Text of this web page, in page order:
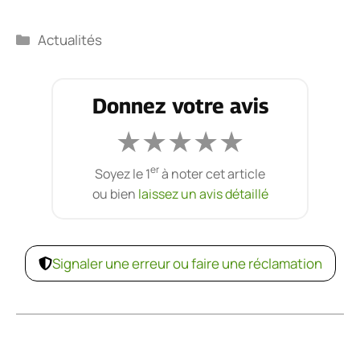
Catégories
Actualités
Donnez votre avis
★★★★★
Soyez le 1erà noter cet article
ou bien laissez un avis détaillé
Signaler une erreur ou faire une réclamation